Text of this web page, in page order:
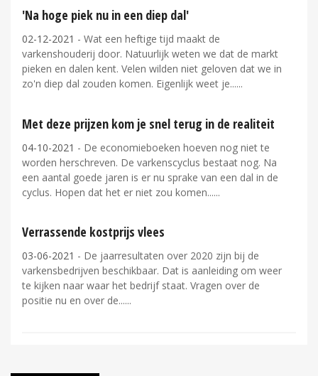
'Na hoge piek nu in een diep dal'
02-12-2021 - Wat een heftige tijd maakt de
varkenshouderij door. Natuurlijk weten we dat de markt
pieken en dalen kent. Velen wilden niet geloven dat we in
zo'n diep dal zouden komen. Eigenlijk weet je...
Met deze prijzen kom je snel terug in de realiteit
04-10-2021 - De economieboeken hoeven nog niet te
worden herschreven. De varkenscyclus bestaat nog. Na
een aantal goede jaren is er nu sprake van een dal in de
cyclus. Hopen dat het er niet zou komen...
Verrassende kostprijs vlees
03-06-2021 - De jaarresultaten over 2020 zijn bij de
varkensbedrijven beschikbaar. Dat is aanleiding om weer
te kijken naar waar het bedrijf staat. Vragen over de
positie nu en over de...